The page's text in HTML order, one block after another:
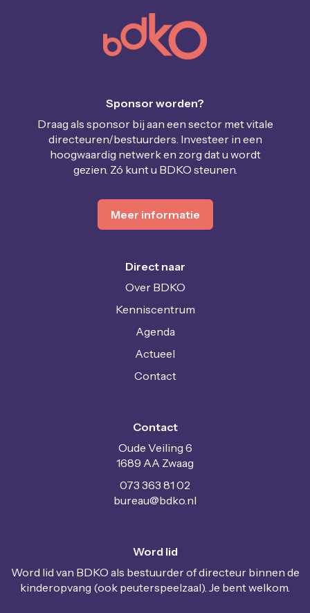
Sponsor worden?
Draag als sponsor bij aan een sector met vitale
directeuren/bestuurders. Investeer in een
hoogwaardig netwerk en zorg dat u wordt
gezien. Zó kunt u BDKO steunen.
Meer informatie
Direct naar
Over BDKO
Kenniscentrum
Agenda
Actueel
Contact
Contact
Oude Veiling 6
1689 AA Zwaag
073 363 81 02
uaerub@bdko.nl
Word lid
Word lid van BDKO als bestuurder of directeur binnen de
kinderopvang (ook peuterspeelzaal). Je bent welkom.